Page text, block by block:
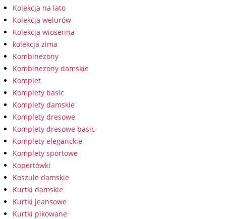
Kolekcja na lato
Kolekcja welurów
Kolekcja wiosenna
kolekcja zima
Kombinezony
Kombinezony damskie
Komplet
Komplety basic
Komplety damskie
Komplety dresowe
Komplety dresowe basic
Komplety eleganckie
Komplety sportowe
Kopertówki
Koszule damskie
Kurtki damskie
Kurtki jeansowe
Kurtki pikowane